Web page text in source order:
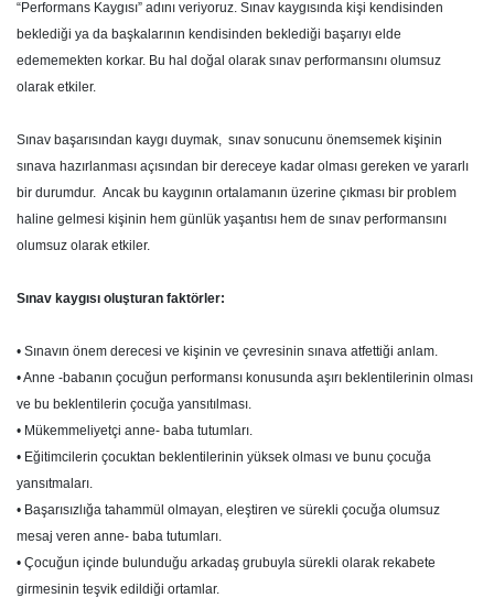
“Performans Kaygısı” adını veriyoruz. Sınav kaygısında kişi kendisinden
beklediği ya da başkalarının kendisinden beklediği başarıyı elde
edememekten korkar. Bu hal doğal olarak sınav performansını olumsuz
olarak etkiler.
Sınav başarısından kaygı duymak, sınav sonucunu önemsemek kişinin
sınava hazırlanması açısından bir dereceye kadar olması gereken ve yararlı
bir durumdur. Ancak bu kaygının ortalamanın üzerine çıkması bir problem
haline gelmesi kişinin hem günlük yaşantısı hem de sınav performansını
olumsuz olarak etkiler.
Sınav kaygısı oluşturan faktörler:
• Sınavın önem derecesi ve kişinin ve çevresinin sınava atfettiği anlam.
• Anne -babanın çocuğun performansı konusunda aşırı beklentilerinin olması
ve bu beklentilerin çocuğa yansıtılması.
• Mükemmeliyetçi anne- baba tutumları.
• Eğitimcilerin çocuktan beklentilerinin yüksek olması ve bunu çocuğa
yansıtmaları.
• Başarısızlığa tahammül olmayan, eleştiren ve sürekli çocuğa olumsuz
mesaj veren anne- baba tutumları.
• Çocuğun içinde bulunduğu arkadaş grubuyla sürekli olarak rekabete
girmesinin teşvik edildiği ortamlar.